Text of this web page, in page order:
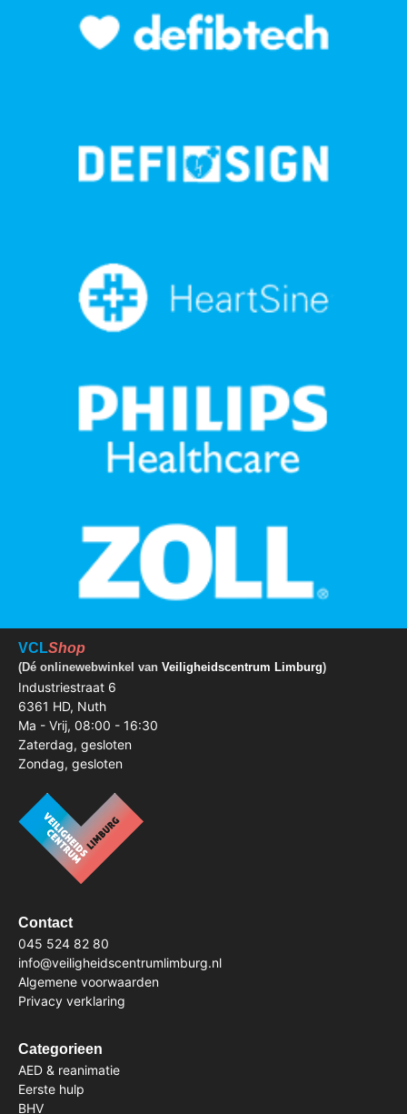
VCLShop
(Dé onlinewebwinkel van Veiligheidscentrum Limburg)
Industriestraat 6
6361 HD, Nuth
Ma - Vrij, 08:00 - 16:30
Zaterdag, gesloten
Zondag, gesloten
Contact
045 524 82 80
info@veiligheidscentrumlimburg.nl
Algemene voorwaarden
Privacy verklaring
Categorieen
AED & reanimatie
Eerste hulp
BHV